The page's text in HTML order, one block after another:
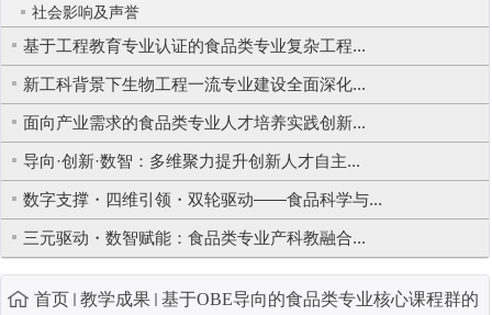
社会影响及声誉
基于工程教育专业认证的食品类专业复杂工程...
新工科背景下生物工程一流专业建设全面深化...
面向产业需求的食品类专业人才培养实践创新...
导向·创新·数智：多维聚力提升创新人才自主...
数字支撑・四维引领・双轮驱动——食品科学与...
三元驱动・数智赋能：食品类专业产科教融合...
首页 教学成果 基于OBE导向的食品类专业核心课程群的